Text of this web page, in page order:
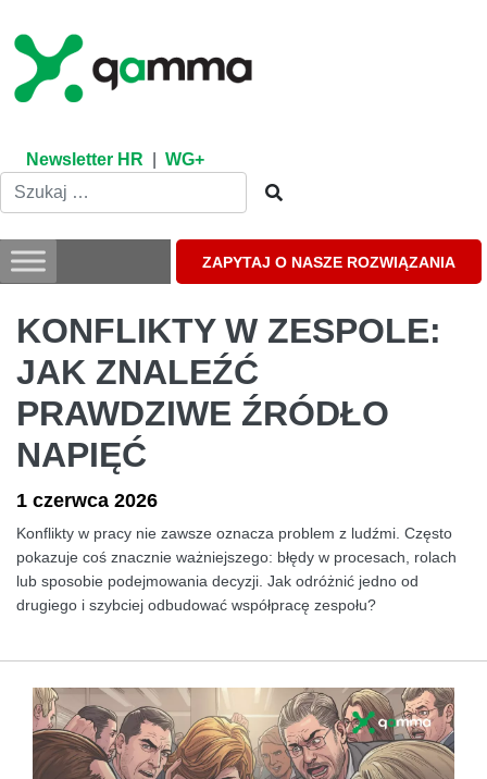
content
Newsletter HR WG+
ZAPYTAJ O NASZE ROZWIĄZANIA
KONFLIKTY W ZESPOLE:
JAK ZNALEŹĆ
PRAWDZIWE ŹRÓDŁO
NAPIĘĆ
1 czerwca 2026
Konflikty w pracy nie zawsze oznacza problem z ludźmi. Często
pokazuje coś znacznie ważniejszego: błędy w procesach, rolach
lub sposobie podejmowania decyzji. Jak odróżnić jedno od
drugiego i szybciej odbudować współpracę zespołu?